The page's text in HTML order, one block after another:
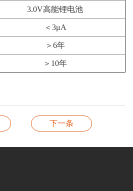
3.0V高能锂电池
＜3μA
＞6年
＞10年
下一条